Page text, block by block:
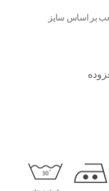
بر اساس سایز
افزوده